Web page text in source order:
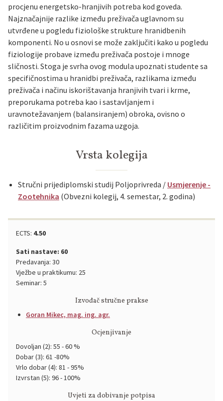
procjenu energetsko-hranjivih potreba kod goveda.
Najznačajnije razlike između preživača uglavnom su
utvrđene u pogledu fiziološke strukture hranidbenih
komponenti. No u osnovi se može zaključiti kako u pogledu
fiziologije probave između preživača postoje i mnoge
sličnosti. Stoga je svrha ovog modula upoznati studente sa
specifičnostima u hranidbi preživača, razlikama između
preživača i načinu iskorištavanja hranjivih tvari i krme,
preporukama potreba kao i sastavljanjem i
uravnotežavanjem (balansiranjem) obroka, ovisno o
različitim proizvodnim fazama uzgoja.
Vrsta kolegija
Stručni prijediplomski studij Poljoprivreda / Usmjerenje -
Zootehnika (Obvezni kolegij, 4. semestar, 2. godina)
ECTS: 4.50
Sati nastave: 60
Predavanja: 30
Vježbe u praktikumu: 25
Seminar: 5
Izvođač stručne prakse
Goran Mikec, mag. ing. agr.
Ocjenjivanje
Dovoljan (2): 55 - 60 %
Dobar (3): 61 -80%
Vrlo dobar (4): 81 - 95%
Izvrstan (5): 96 - 100%
Uvjeti za dobivanje potpisa